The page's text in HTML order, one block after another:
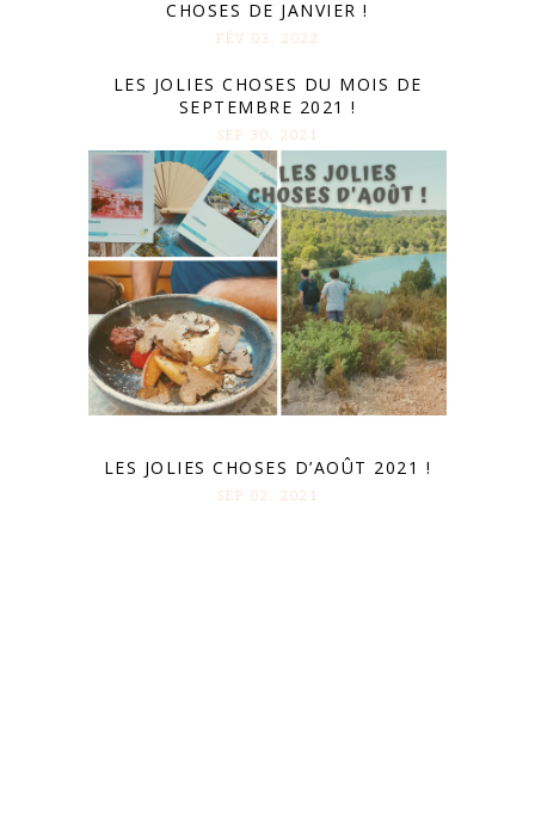
CHOSES DE JANVIER !
FÉV 03. 2022
LES JOLIES CHOSES DU MOIS DE
SEPTEMBRE 2021 !
SEP 30. 2021
LES JOLIES CHOSES D’AOÛT 2021 !
SEP 02. 2021